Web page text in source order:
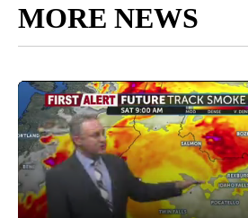
MORE NEWS